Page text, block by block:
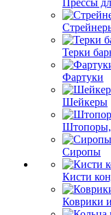
Прессы
Терки
Фартуки
Шейкеры
Штопоры,
Сиропы
Кисти
Коврики